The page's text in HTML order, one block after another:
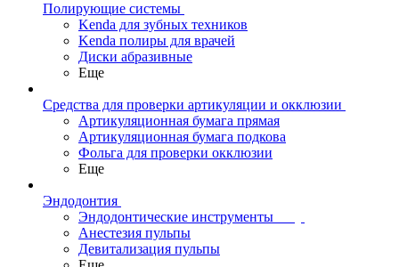
Полирующие системы
Kenda для зубных техников
Kenda полиры для врачей
Диски абразивные
Еще
Средства для проверки артикуляции и окклюзии
Артикуляционная бумага прямая
Артикуляционная бумага подкова
Фольга для проверки окклюзии
Еще
Эндодонтия
Эндодонтические инструменты
Анестезия пульпы
Девитализация пульпы